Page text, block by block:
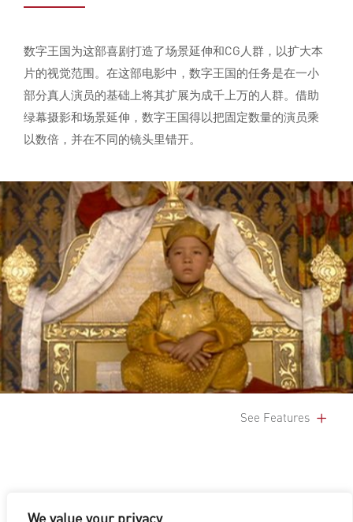
We value your privacy
数字王国为这部喜剧打造了场景延伸和CG人群，以扩大本
片的视觉范围。在这部电影中，数字王国的任务是在一小
部分真人演员的基础上将其扩展为成千上万的人群。借助
绿幕摄影和场景延伸，数字王国得以把固定数量的演员乘
以数倍，并在不同的镜头里错开。
See Features